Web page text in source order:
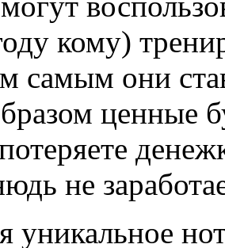
кому)
самым они
ценные
не
уникальное